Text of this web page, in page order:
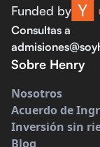
Funded by
Consultas a
Sobre Henry
Nosotros
Acuerdo de
Inversión sin
Blog